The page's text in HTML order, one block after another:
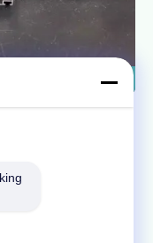
Anodowane profile